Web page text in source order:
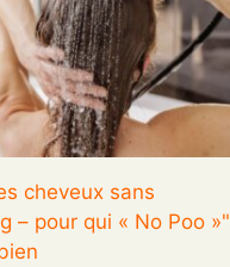
cheveux sans
– pour qui « No Poo »"